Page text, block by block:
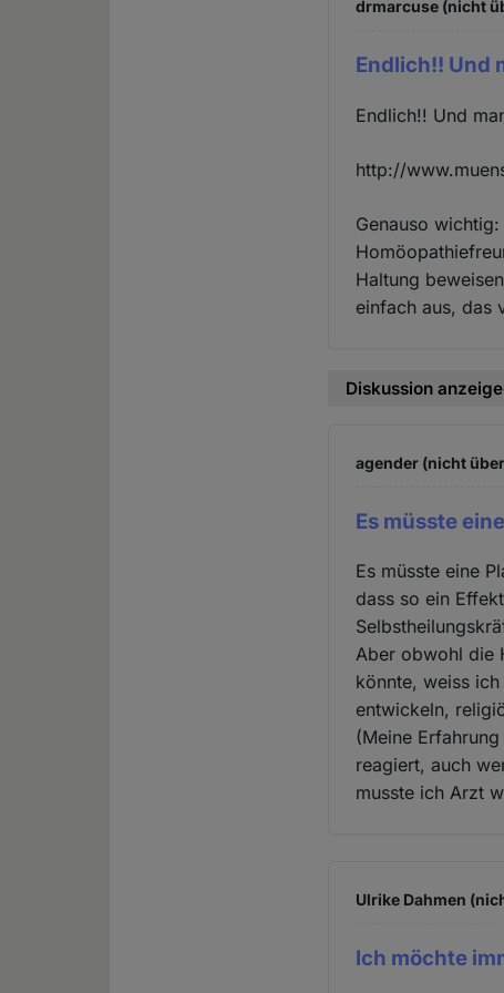
drmarcuse (nicht
Endlich!! Und
Endlich!! Und
http://
Genauso
Haltung
einfach aus, das
Diskussion
agender (nicht
Es müsste eine
Es müsste eine
dass so ein
Aber obwohl die
könnte, weiss
entwickeln,
(Meine
reagiert, auch
musste ich Arzt
Ulrike Dahmen
Ich möchte